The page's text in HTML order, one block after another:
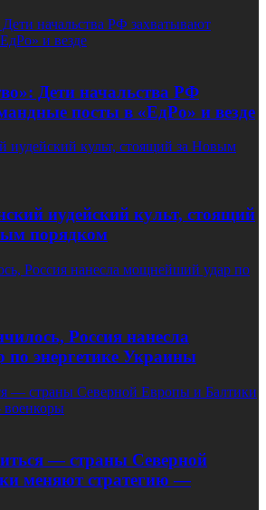
начальства РФ захватывают
и везде
Дети начальства РФ
посты в «ЕдРо» и везде
иудейский культ, стоящий за Новым
иудейский культ, стоящий
порядком
Россия нанесла мощнейший удар по
Россия нанесла
энергетике Украины
— страны Северной Европы и Балтики
— страны Северной
меняют стратегию —